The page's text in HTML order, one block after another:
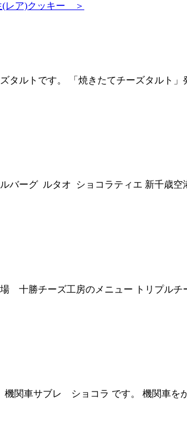
レア)クッキー ＞
ルトです。 「焼きたてチーズタルト
バーグ ルタオ ショコラティエ 新千歳
十勝チーズ工房のメニュー トリプル
車サブレ ショコラ です。 機関車をか